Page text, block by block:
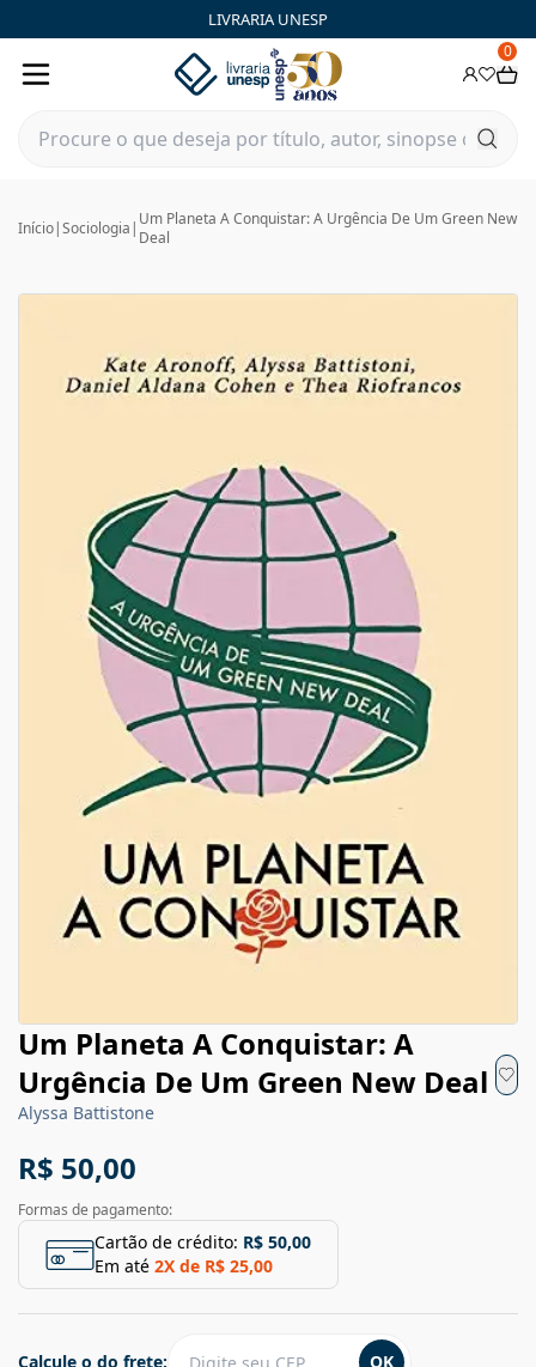
LIVRARIA UNESP
0
Início|Sociologia | Um Planeta A Conquistar: A Urgência De Um Green New
Deal
Um Planeta A Conquistar: A
Urgência De Um Green New Deal
Alyssa Battistone
R$ 50,00
Formas de pagamento:
Cartão de crédito: R$ 50,00
Em até 2X de R$ 25,00
Calcule o do frete: OK